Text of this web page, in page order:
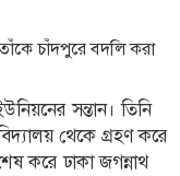
চাঁদপুরে বদলি করা
সন্তান। তিনি
থেকে গ্রহণ করে
করে ঢাকা জগন্নাথ